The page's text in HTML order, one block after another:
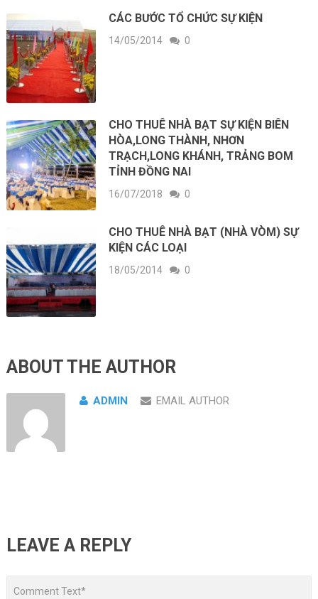
CÁC BƯỚC TỔ CHỨC SỰ KIỆN
14/05/2014 0
CHO THUÊ NHÀ BẠT SỰ KIỆN BIÊN
HÒA,LONG THÀNH, NHƠN
TRẠCH,LONG KHÁNH, TRẢNG BOM
TỈNH ĐỒNG NAI
16/07/2018 0
CHO THUÊ NHÀ BẠT (NHÀ VÒM) SỰ
KIỆN CÁC LOẠI
18/05/2014 0
ABOUT THE AUTHOR
ADMIN EMAIL AUTHOR
LEAVE A REPLY